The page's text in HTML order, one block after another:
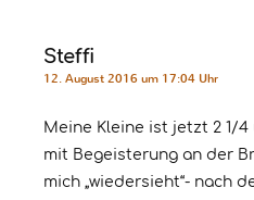
Steffi
12. August 2016 um 17:04 Uhr
Meine Kleine ist jetzt 2 1/
mit Begeisterung an der
mich „wiedersieht“- nach